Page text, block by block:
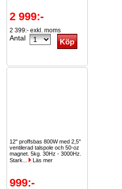
2 999:-
2 399:- exkl. moms
Antal
12" proffsbas 800W med 2,5"
ventilerad talspole och 50-oz
magnet. 5kg. 30Hz - 3000Hz.
Stark...
Läs mer
999:-